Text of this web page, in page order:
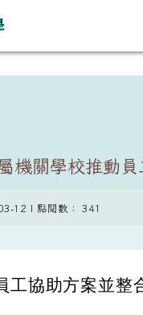
學
機關學校推動
12 | 點閱數： 341
工協助方案並整